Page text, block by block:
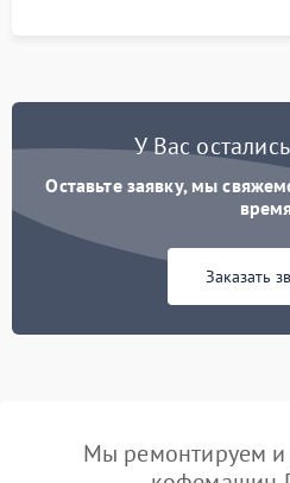
У Вас
Оставьте заявку, мы
Заказать
Мы ремонтируем и